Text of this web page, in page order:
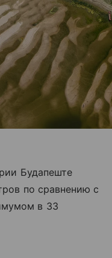
Будапеште
по сравнению с
в 33